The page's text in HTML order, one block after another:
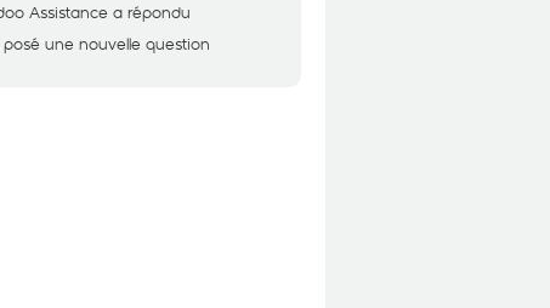
Assistance a répondu
une nouvelle question